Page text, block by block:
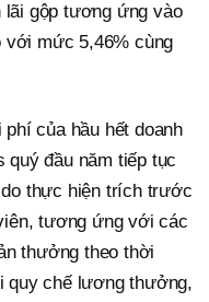
lãi gộp tương ứng vào
với mức 5,46% cùng
của hầu hết doanh
quý đầu năm tiếp tục
thực hiện trích trước
tương ứng với các
thưởng theo thời
quy chế lương thưởng,